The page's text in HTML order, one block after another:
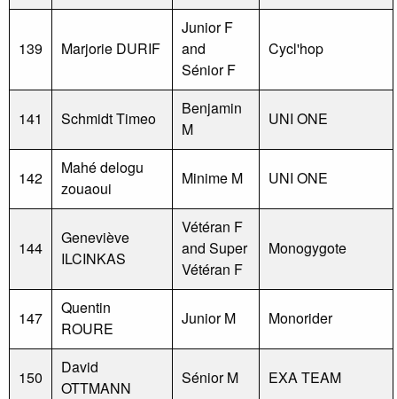
139 Marjorie DURIF
Junior F
and
Sénior F
Cycl'hop
141 Schmidt Timeo
Benjamin
M
UNI ONE
142
Mahé delogu
zouaoui
Minime M UNI ONE
144
Geneviève
ILCINKAS
Vétéran F
and Super
Vétéran F
Monogygote
147
Quentin
ROURE
Junior M Monorider
150
David
OTTMANN
Sénior M EXA TEAM